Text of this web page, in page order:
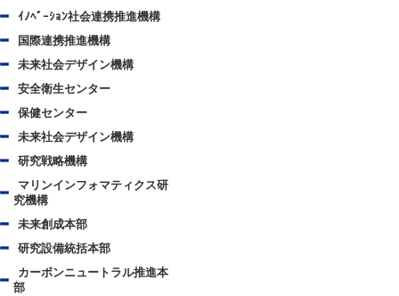
ｲﾉﾍﾞｰｼｮﾝ社会連携推進機構
国際連携推進機構
未来社会デザイン機構
安全衛生センター
保健センター
未来社会デザイン機構
研究戦略機構
マリンインフォマティクス研
究機構
未来創成本部
研究設備統括本部
カーボンニュートラル推進本
部